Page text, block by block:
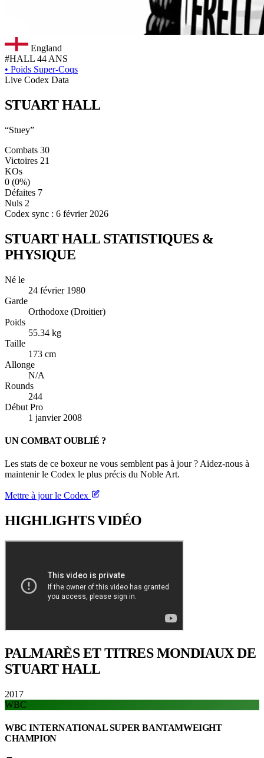
England
#HALL 44 ANS
• Poids Super-Coqs
Live Codex Data
STUARTHALL
“Stuey”
Combats 30
Victoires 21
KOs
0 (0%)
Défaites 7
Nuls 2
Codex sync : 6 février 2026
STUART HALL STATISTIQUES &
PHYSIQUE
Né le
24 février 1980
Garde
Orthodoxe (Droitier)
Poids
55.34 kg
Taille
173 cm
Allonge
N/A
Rounds
244
Début Pro
1 janvier 2008
UN COMBAT OUBLIÉ ?
Les stats de ce boxeur ne vous semblent pas à jour ? Aidez-nous à
maintenir le Codex le plus précis du Noble Art.
Mettre à jour le Codex
HIGHLIGHTSVIDÉO
PALMARÈS ET TITRESMONDIAUX DE
STUART HALL
2017
WBC
WBC INTERNATIONAL SUPER BANTAMWEIGHT
CHAMPION